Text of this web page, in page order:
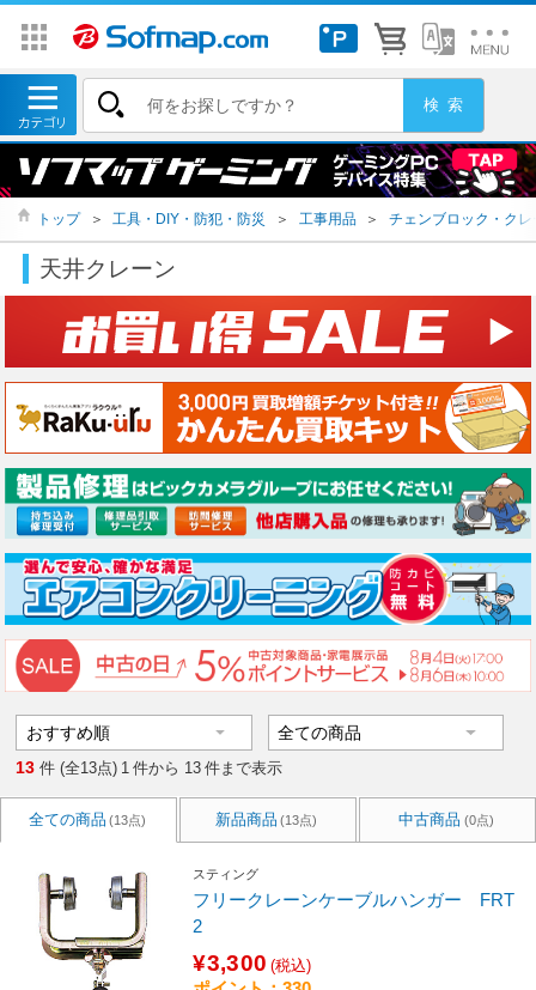
トップ ＞ 工具・DIY・防犯・防災 ＞ 工事用品 ＞ チェンブロック・クレ
天井クレーン
13 件 (全13点) 1 件から 13 件まで表示
全ての商品 (13点) 新品商品 (13点) 中古商品 (0点)
スティング
フリークレーンケーブルハンガー FRT
2
¥3,300 (税込)